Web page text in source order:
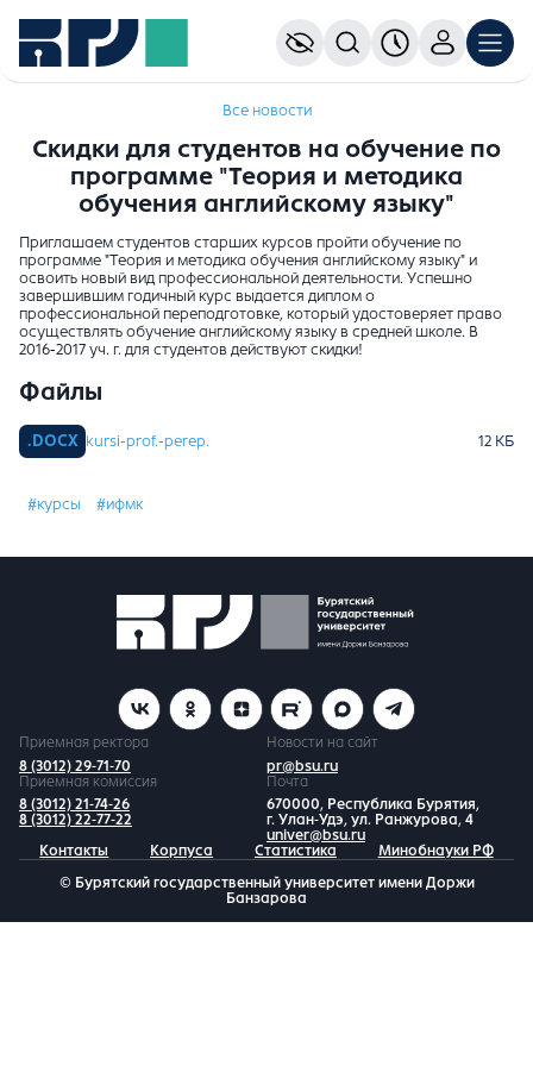
Все новости
Скидки для студентов на обучение по
программе "Теория и методика
обучения английскому языку"
Приглашаем студентов старших курсов пройти обучение по
программе "Теория и методика обучения английскому языку" и
освоить новый вид профессиональной деятельности. Успешно
завершившим годичный курс выдается диплом о
профессиональной переподготовке, который удостоверяет право
осуществлять обучение английскому языку в средней школе. В
2016-2017 уч. г. для студентов действуют скидки!
Файлы
kursi-prof.-perep.
#курсы #ифмк
Приемная ректора
8 (3012) 29-71-70
Новости на сайт
pr@bsu.ru
Приемная комиссия
8 (3012) 21-74-26
8 (3012) 22-77-22
Почта
670000, Республика Бурятия,
г. Улан-Удэ, ул. Ранжурова, 4
univer@bsu.ru
Контакты
Корпуса Статистика Минобнауки РФ
© Бурятский государственный университет имени Доржи
Банзарова